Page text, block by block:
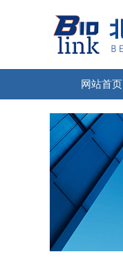
网站首页